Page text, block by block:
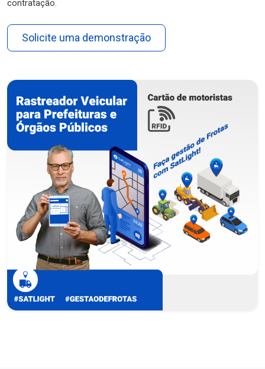
contratação.
Solicite uma demonstração